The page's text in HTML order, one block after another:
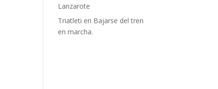
Lanzarote
Triatleti en Bajarse del tren
en marcha.